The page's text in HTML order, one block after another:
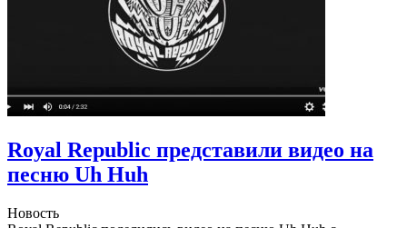
Royal Republic представили видео на
песню Uh Huh
Новость